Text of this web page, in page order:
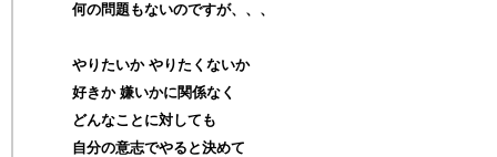
何の問題もないのですが、、、
やりたいか やりたくないか
好きか 嫌いかに関係なく
どんなことに対しても
自分の意志でやると決めて